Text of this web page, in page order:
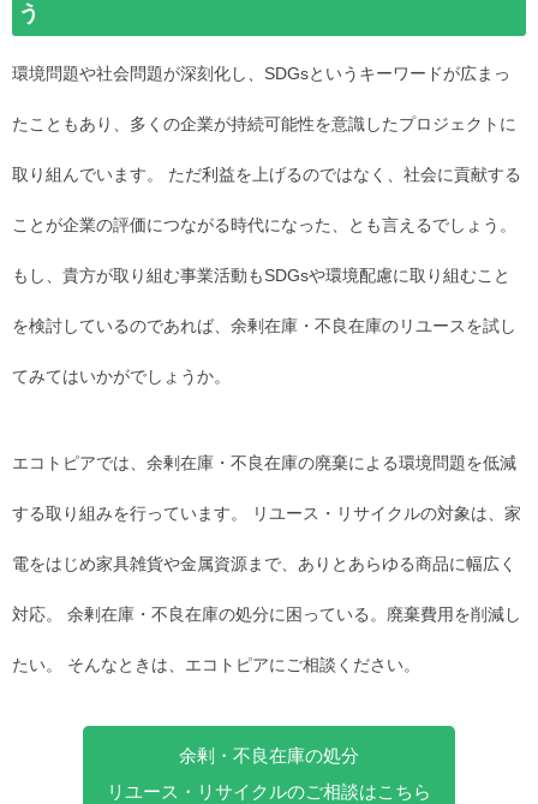
う
環境問題や社会問題が深刻化し、SDGsというキーワードが広まっ
たこともあり、多くの企業が持続可能性を意識したプロジェクトに
取り組んでいます。 ただ利益を上げるのではなく、社会に貢献する
ことが企業の評価につながる時代になった、とも言えるでしょう。
もし、貴方が取り組む事業活動もSDGsや環境配慮に取り組むこと
を検討しているのであれば、余剰在庫・不良在庫のリユースを試し
てみてはいかがでしょうか。
エコトピアでは、余剰在庫・不良在庫の廃棄による環境問題を低減
する取り組みを行っています。 リユース・リサイクルの対象は、家
電をはじめ家具雑貨や金属資源まで、ありとあらゆる商品に幅広く
対応。 余剰在庫・不良在庫の処分に困っている。廃棄費用を削減し
たい。 そんなときは、エコトピアにご相談ください。
余剰・不良在庫の処分
リユース・リサイクルのご相談はこちら